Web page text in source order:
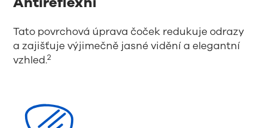
Tato povrchová úprava čoček redukuje odrazy
a zajišťuje výjimečně jasné vidění a elegantní
vzhled.2